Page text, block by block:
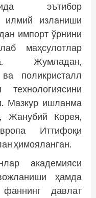
эътибор
илмий изланиши
импорт ўрнини
маҳсулотлар
Жумладан,
поликристалл
Мазкур ишланма
Жанубий Корея,
Иттифоқи
ҳимояланган.
академияси
ҳамда
давлат